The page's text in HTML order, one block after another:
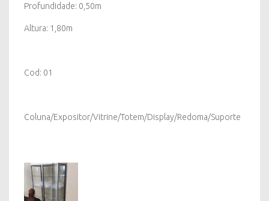
Profundidade: 0,50m
Altura: 1,80m
Cod: 01
Coluna/Expositor/Vitrine/Totem/Display/Redoma/Suporte